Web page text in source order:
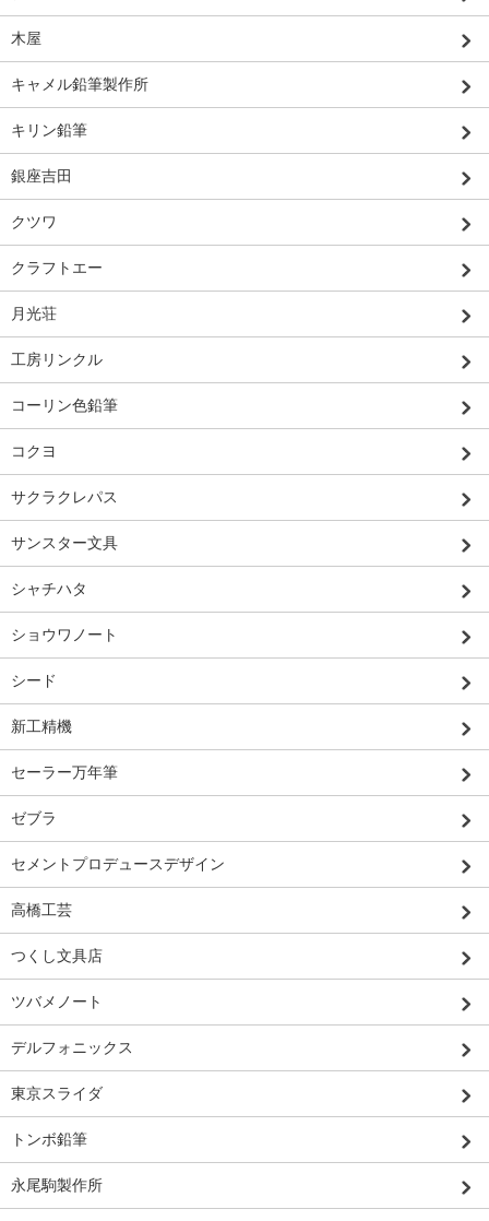
木屋
キャメル鉛筆製作所
キリン鉛筆
銀座吉田
クツワ
クラフトエー
月光荘
工房リンクル
コーリン色鉛筆
コクヨ
サクラクレパス
サンスター文具
シャチハタ
ショウワノート
シード
新工精機
セーラー万年筆
ゼブラ
セメントプロデュースデザイン
高橋工芸
つくし文具店
ツバメノート
デルフォニックス
東京スライダ
トンボ鉛筆
永尾駒製作所